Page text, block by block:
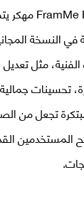
النسخة
مثل تعديل
تحسينات
تجعل من
المستخدمين